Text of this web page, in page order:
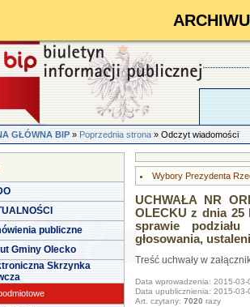
GŁÓWNA BIP»Poprzednia strona» Odczyt wiadomości
publiczne
Gminy Olecko
Skrzynka
Wybory Prezydenta
UCHWAŁA NR
OLECKU z dnia 25
sprawie
głosowania,
Treść uchwały w
Data wprowadzenia: 2015-03-
Data upublicznienia: 2015-03-
Art. czytany: 7020 razy